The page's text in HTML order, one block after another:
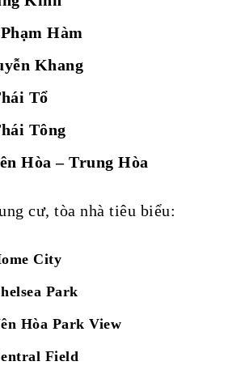
Hàm
Khang
Tổ
Tông
Hòa – Trung Hòa
cư, tòa nhà tiêu biểu:
City
Park
Hòa Park View
Field